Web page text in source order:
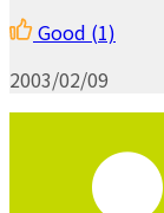
Good (1)
2003/02/09